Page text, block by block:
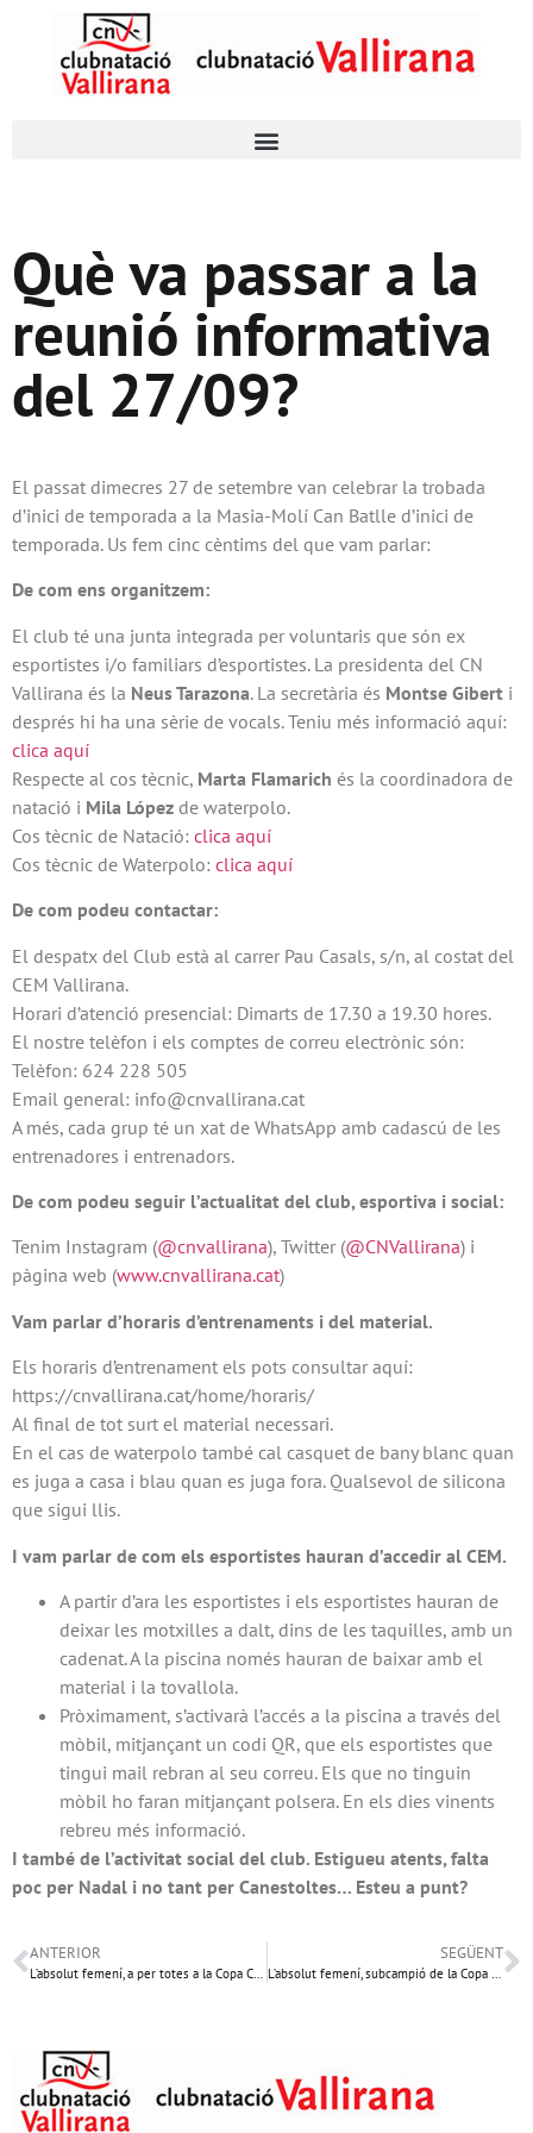
Què va passar a la
reunió informativa
del 27/09?
El passat dimecres 27 de setembre van celebrar la trobada
d’inici de temporada a la Masia-Molí Can Batlle d’inici de
temporada. Us fem cinc cèntims del que vam parlar:
De com ens organitzem:
El club té una junta integrada per voluntaris que són ex
esportistes i/o familiars d’esportistes. La presidenta del CN
Vallirana és la Neus Tarazona. La secretària és Montse Gibert i
després hi ha una sèrie de vocals. Teniu més informació aquí:
clica aquí
Respecte al cos tècnic, Marta Flamarich és la coordinadora de
natació i Mila López de waterpolo.
Cos tècnic de Natació: clica aquí
Cos tècnic de Waterpolo: clica aquí
De com podeu contactar:
El despatx del Club està al carrer Pau Casals, s/n, al costat del
CEM Vallirana.
Horari d’atenció presencial: Dimarts de 17.30 a 19.30 hores.
El nostre telèfon i els comptes de correu electrònic són:
Telèfon: 624 228 505
Email general: info@cnvallirana.cat
A més, cada grup té un xat de WhatsApp amb cadascú de les
entrenadores i entrenadors.
De com podeu seguir l’actualitat del club, esportiva i social:
Tenim Instagram (@cnvallirana), Twitter (@CNVallirana) i
pàgina web (www.cnvallirana.cat)
Vam parlar d’horaris d’entrenaments i del material.
Els horaris d’entrenament els pots consultar aquí:
https://cnvallirana.cat/home/horaris/
Al final de tot surt el material necessari.
En el cas de waterpolo també cal casquet de bany blanc quan
es juga a casa i blau quan es juga fora. Qualsevol de silicona
que sigui llis.
I vam parlar de com els esportistes hauran d’accedir al CEM.
A partir d’ara les esportistes i els esportistes hauran de
deixar les motxilles a dalt, dins de les taquilles, amb un
cadenat. A la piscina només hauran de baixar amb el
material i la tovallola.
Pròximament, s’activarà l’accés a la piscina a través del
mòbil, mitjançant un codi QR, que els esportistes que
tingui mail rebran al seu correu. Els que no tinguin
mòbil ho faran mitjançant polsera. En els dies vinents
rebreu més informació.
I també de l’activitat social del club. Estigueu atents, falta
poc per Nadal i no tant per Canestoltes… Esteu a punt?
ANTERIOR
L’absolut femení, a per totes a la Copa Catalunya
SEGÜENT
L’absolut femení, subcampió de la Copa Catalunya